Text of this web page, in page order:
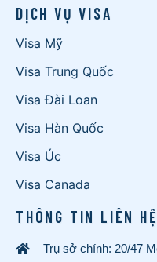
DỊCH VỤ VISA
Visa Mỹ
Visa Trung Quốc
Visa Đài Loan
Visa Hàn Quốc
Visa Úc
Visa Canada
THÔNG TIN LIÊN HỆ
Trụ sở chính: 20/47